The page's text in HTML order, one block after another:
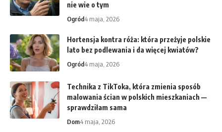
nie wie o tym
Ogród4 maja, 2026
Hortensja kontra róża: która przeżyje polskie
lato bez podlewania i da więcej kwiatów?
Ogród4 maja, 2026
Technika z TikToka, która zmienia sposób
malowania ścian w polskich mieszkaniach —
sprawdziłam sama
Dom4 maja, 2026